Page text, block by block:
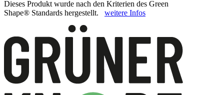
Dieses Produkt wurde nach den Kriterien des Green
Shape® Standards hergestellt. weitere Infos